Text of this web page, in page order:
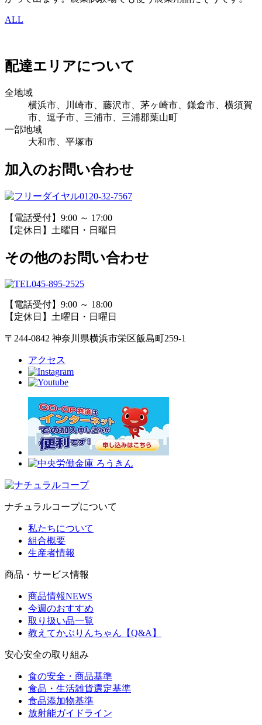
ALL
配達エリアについて
全地域
横浜市、川崎市、藤沢市、茅ヶ崎市、鎌倉市、横須賀
市、逗子市、三浦市、三浦郡葉山町
一部地域
大和市、平塚市
加入のお問い合わせ
0120-32-7567
【電話受付】9:00 ～ 17:00
【定休日】土曜日・日曜日
その他のお問い合わせ
045-895-2525
【電話受付】9:00 ～ 18:00
【定休日】土曜日・日曜日
〒244-0842 神奈川県横浜市栄区飯島町259-1
アクセス
ナチュラルコープについて
私たちについて
組合概要
生産者情報
商品・サービス情報
商品情報NEWS
今週のおすすめ
取り扱い品一覧
教えてかぶりんちゃん【Q&A】
安心安全の取り組み
食の安全・商品基準
食品・生活雑貨選定基準
食品添加物基準
放射能ガイドライン